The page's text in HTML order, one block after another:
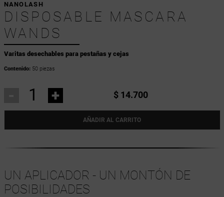
Varitas desechables para pestañas y cejas
NANOLASH
DISPOSABLE MASCARA
WANDS
Contenido: 50 piezas
+ $ 14.700
AÑADIR AL CARRITO
UN APLICADOR - UN MONTÓN DE
POSIBILIDADES